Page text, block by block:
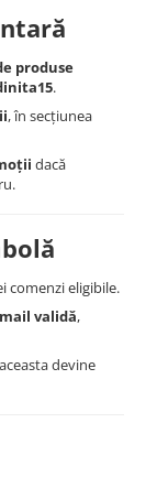
produse
.
, în secțiunea
dacă
comenzi eligibile.
validă,
devine